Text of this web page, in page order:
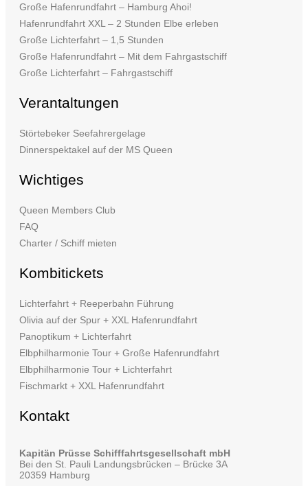
Große Hafenrundfahrt – Hamburg Ahoi!
Hafenrundfahrt XXL – 2 Stunden Elbe erleben
Große Lichterfahrt – 1,5 Stunden
Große Hafenrundfahrt – Mit dem Fahrgastschiff
Große Lichterfahrt – Fahrgastschiff
Verantaltungen
Störtebeker Seefahrergelage
Dinnerspektakel auf der MS Queen
Wichtiges
Queen Members Club
FAQ
Charter / Schiff mieten
Kombitickets
Lichterfahrt + Reeperbahn Führung
Olivia auf der Spur + XXL Hafenrundfahrt
Panoptikum + Lichterfahrt
Elbphilharmonie Tour + Große Hafenrundfahrt
Elbphilharmonie Tour + Lichterfahrt
Fischmarkt + XXL Hafenrundfahrt
Kontakt
Kapitän Prüsse Schifffahrtsgesellschaft mbH
Bei den St. Pauli Landungsbrücken – Brücke 3A
20359 Hamburg